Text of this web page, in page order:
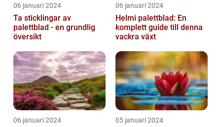
06 januari 2024
Ta sticklingar av
palettblad - en grundlig
översikt
06 januari 2024
Helmi palettblad: En
komplett guide till denna
vackra växt
06 januari 2024 05 januari 2024